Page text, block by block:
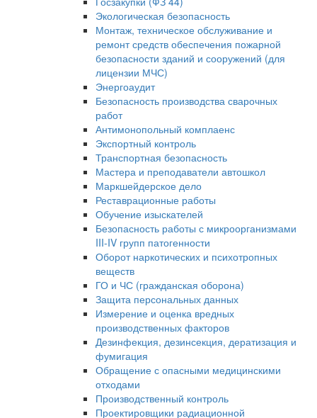
Экологическая безопасность
Монтаж, техническое обслуживание и
ремонт средств обеспечения пожарной
безопасности зданий и сооружений (для
лицензии МЧС)
Энергоаудит
Безопасность производства сварочных
работ
Антимонопольный комплаенс
Экспортный контроль
Транспортная безопасность
Мастера и преподаватели автошкол
Маркшейдерское дело
Реставрационные работы
Обучение изыскателей
Безопасность работы с микроорганизмами
III-IV групп патогенности
Оборот наркотических и психотропных
веществ
ГО и ЧС (гражданская оборона)
Защита персональных данных
Измерение и оценка вредных
производственных факторов
Дезинфекция, дезинсекция, дератизация и
фумигация
Обращение с опасными медицинскими
отходами
Производственный контроль
Проектировщики радиационной